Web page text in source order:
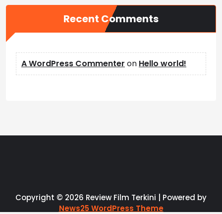
Recent Comments
A WordPress Commenter on Hello world!
Copyright © 2026 Review Film Terkini | Powered by
News25 WordPress Theme